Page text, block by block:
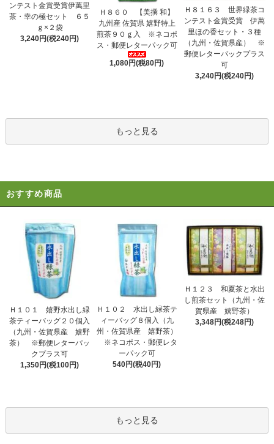
ンテスト金賞受賞伊萬里
茶・幸の極セット ６５
ｇ×２袋
3,240円(税240円)
Ｈ８６０ 【美撰 和】
九州産 佐賀県 嬉野特上
煎茶９０ｇ入 ※ネコポ
ス・郵便レターパック可
1,080円(税80円)
Ｈ８１６３ 世界緑茶コ
ンテスト金賞受賞 伊萬
里ほの香セット・３種
（九州・佐賀県産） ※
郵便レターパックプラス
可
3,240円(税240円)
もっと見る
おすすめ商品
Ｈ１０１ 嬉野水出し緑
茶ティーバッグ２０個入
（九州・佐賀県産 嬉野
茶） ※郵便レターパッ
クプラス可
1,350円(税100円)
Ｈ１０２ 水出し緑茶テ
ィーバッグ８個入（九
州・佐賀県産 嬉野茶）
※ネコポス・郵便レタ
ーパック可
540円(税40円)
Ｈ１２３ 和夏茶と水出
し煎茶セット（九州・佐
賀県産 嬉野茶）
3,348円(税248円)
もっと見る